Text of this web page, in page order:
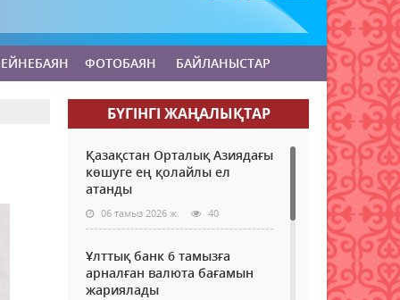
ФОТОБАЯН БАЙЛАНЫСТАР
БҮГІНГI ЖАҢАЛЫҚТАР
Қазақстан Орталық Азиядағы
көшуге ең қолайлы ел
атанды
06 тамыз 2026 ж. 40
Ұлттық банк 6 тамызға
арналған валюта бағамын
жариялады